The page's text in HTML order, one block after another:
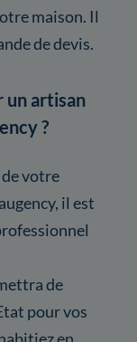
maison. Il
de devis.
un artisan
?
votre
il est
de
pour vos